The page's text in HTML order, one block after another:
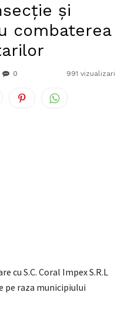
și
combaterea
0 991 vizualizari
cu S.C. Coral Impex S.R.L
pe raza municipiului